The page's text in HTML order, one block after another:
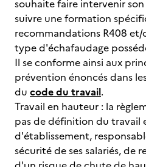
souhaite faire intervenir
suivre une formation
recommandations R408 et/
type d'échafaudage
Il se conforme ainsi aux
prévention énoncés dans
du code du travail.
Travail en hauteur : la
pas de définition du travail
d'établissement,
sécurité de ses salariés, de